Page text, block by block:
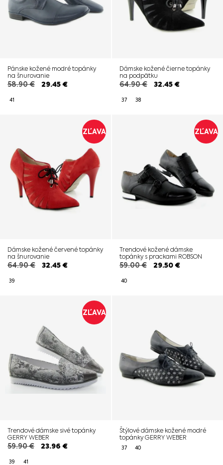
Pánske kožené modré topánky
na šnurovanie
58.90€ 29.45€
41
Dámske kožené čierne topánky
na podpätku
64.90€ 32.45€
37 38
ZĽAVA
Dámske kožené červené topánky
na šnurovanie
64.90€ 32.45€
39
ZĽAVA
Trendové kožené dámske
topánky s prackami ROBSON
59.00€ 29.50€
40
ZĽAVA
Trendové dámske sivé topánky
GERRY WEBER
59.90€ 23.96 €
39 41
Štýlové dámske kožené modré
topánky GERRY WEBER
37 40